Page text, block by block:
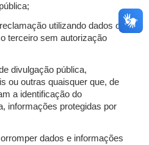
utilizando dados ou
terceiro sem autorização
divulgação pública,
ou outras quaisquer que, de
a identificação do
informações protegidas por
dados e informações